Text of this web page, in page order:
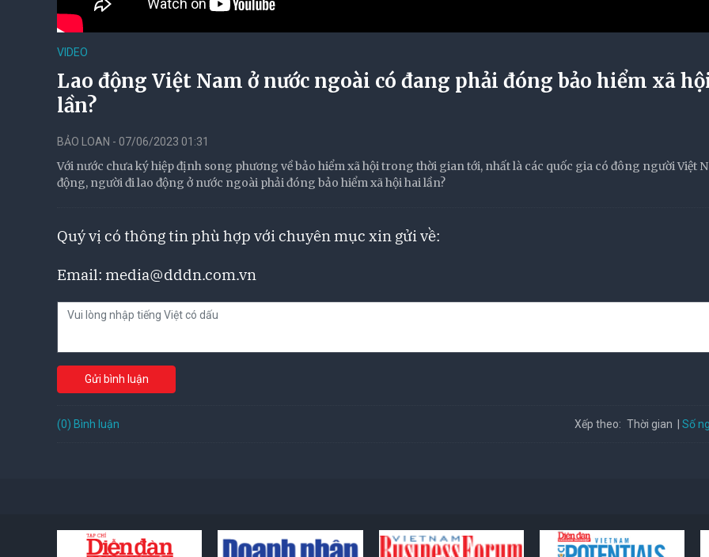
VIDEO
Lao động Việt Nam ở nước ngoài có đang phải đóng bảo hiểm xã
lần?
BẢO LOAN - 07/06/2023 01:31
Với nước chưa ký hiệp định song phương về bảo hiểm xã hội trong thời gian tới, nhất là các quốc gia có đông người Việt
động, người đi lao động ở nước ngoài phải đóng bảo hiểm xã hội hai lần?
Quý vị có thông tin phù hợp với chuyên mục xin gửi về:
Email: media@dddn.com.vn
Gửi bình luận
(0) Bình luận Xếp theo: Thời gian Số